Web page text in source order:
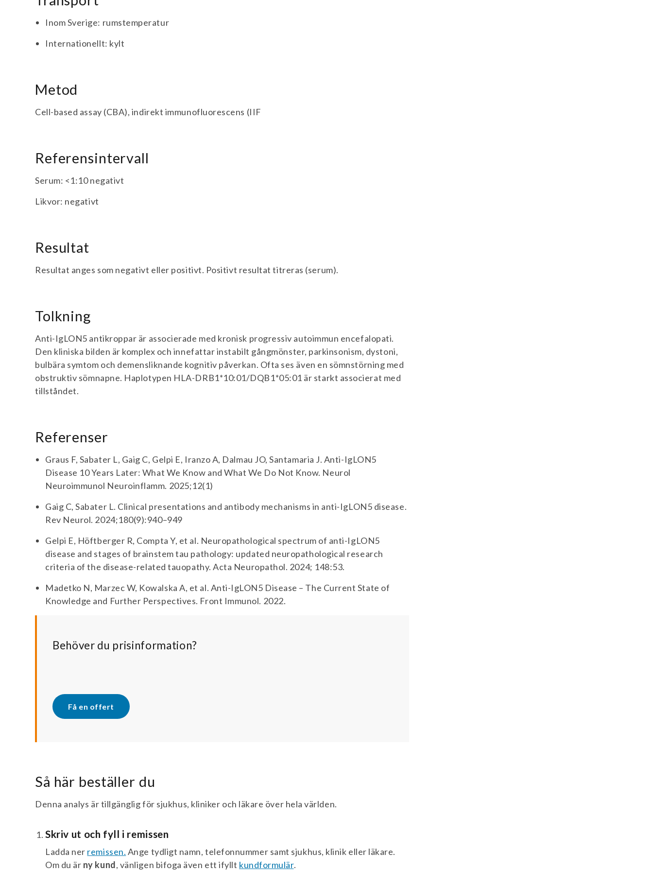
Inom Sverige: rumstemperatur
Internationellt: kylt
Metod
Cell-based assay (CBA), indirekt immunofluorescens (IIF
Referensintervall
Serum: <1:10 negativt
Likvor: negativt
Resultat
Resultat anges som negativt eller positivt. Positivt resultat titreras (serum).
Tolkning
Anti-IgLON5 antikroppar är associerade med kronisk progressiv autoimmun encefalopati.
Den kliniska bilden är komplex och innefattar instabilt gångmönster, parkinsonism, dystoni,
bulbära symtom och demensliknande kognitiv påverkan. Ofta ses även en sömnstörning med
obstruktiv sömnapne. Haplotypen HLA-DRB1*10:01/DQB1*05:01 är starkt associerat med
tillståndet.
Referenser
Graus F, Sabater L, Gaig C, Gelpi E, Iranzo A, Dalmau JO, Santamaria J. Anti-IgLON5
Disease 10 Years Later: What We Know and What We Do Not Know. Neurol
Neuroimmunol Neuroinflamm. 2025;12(1)
Gaig C, Sabater L. Clinical presentations and antibody mechanisms in anti-IgLON5 disease.
Rev Neurol. 2024;180(9):940–949
Gelpi E, Höftberger R, Compta Y, et al. Neuropathological spectrum of anti-IgLON5
disease and stages of brainstem tau pathology: updated neuropathological research
criteria of the disease-related tauopathy. Acta Neuropathol. 2024; 148:53.
Madetko N, Marzec W, Kowalska A, et al. Anti-IgLON5 Disease – The Current State of
Knowledge and Further Perspectives. Front Immunol. 2022.
Behöver du prisinformation?
Få en offert
Så här beställer du
Denna analys är tillgänglig för sjukhus, kliniker och läkare över hela världen.
Skriv ut och fyll i remissen
Ladda ner remissen. Ange tydligt namn, telefonnummer samt sjukhus, klinik eller läkare.
Om du är ny kund, vänligen bifoga även ett ifyllt kundformulär.